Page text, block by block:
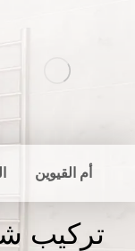
أم القيوين
تركيب